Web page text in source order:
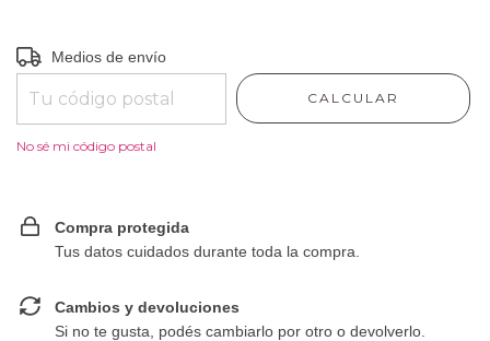
Entregas para el CP:
Medios de envío
CALCULAR
No sé mi código postal
Compra protegida
Tus datos cuidados durante toda la compra.
Cambios y devoluciones
Si no te gusta, podés cambiarlo por otro o devolverlo.